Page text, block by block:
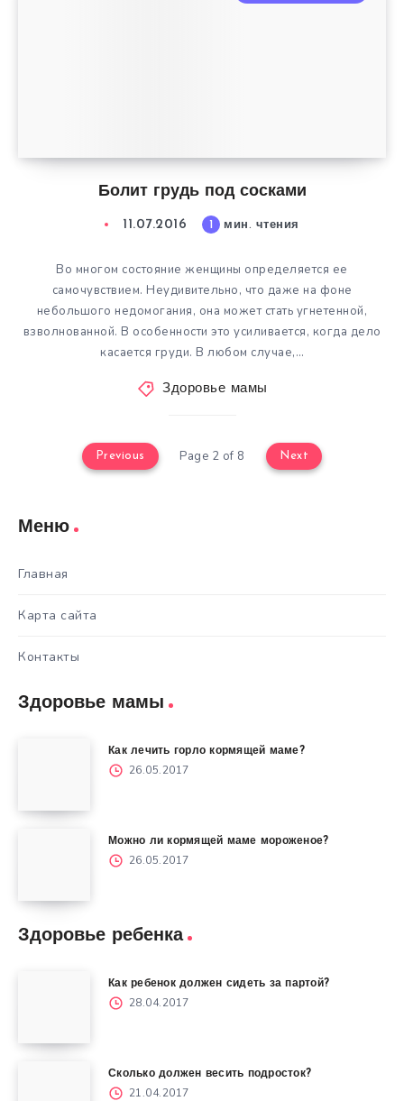
Болит грудь под сосками
11.07.2016 1 мин. чтения
Во многом состояние женщины определяется ее
самочувствием. Неудивительно, что даже на фоне
небольшого недомогания, она может стать угнетенной,
взволнованной. В особенности это усиливается, когда дело
касается груди. В любом случае,…
Здоровье мамы
Previous Page 2 of 8 Next
Меню
Главная
Карта сайта
Контакты
Здоровье мамы
Как лечить горло кормящей маме?
26.05.2017
Можно ли кормящей маме мороженое?
26.05.2017
Здоровье ребенка
Как ребенок должен сидеть за партой?
28.04.2017
Сколько должен весить подросток?
21.04.2017